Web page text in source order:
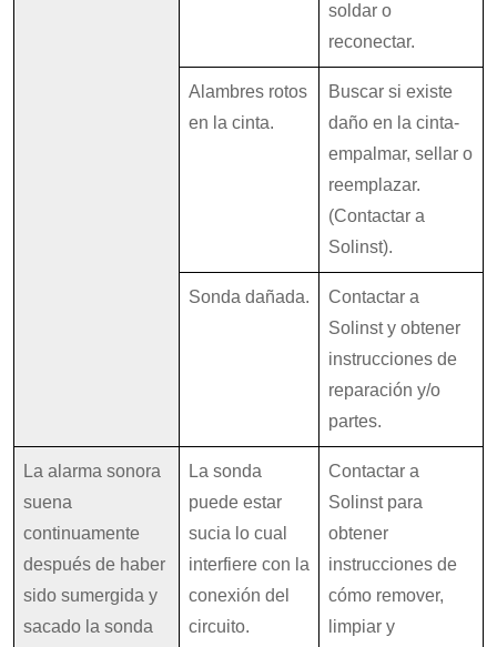
soldar o
reconectar.
Alambres rotos
en la cinta.
Buscar si existe
daño en la cinta-
empalmar, sellar o
reemplazar.
(Contactar a
Solinst).
Sonda dañada.
Contactar a
Solinst y obtener
instrucciones de
reparación y/o
partes.
La alarma sonora
suena
continuamente
después de haber
sido sumergida y
sacado la sonda
La sonda
puede estar
sucia lo cual
interfiere con la
conexión del
circuito.
Contactar a
Solinst para
obtener
instrucciones de
cómo remover,
limpiar y